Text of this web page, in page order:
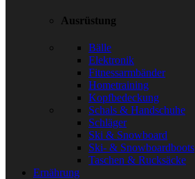
Ausrüstung
Bälle
Elektronik
Fitnessarmbänder
Hometraining
Kopfbedeckung
Schals & Handschuhe
Schläger
Ski & Snowboard
Ski- & Snowboardboots
Taschen & Rucksäcke
Ernährung